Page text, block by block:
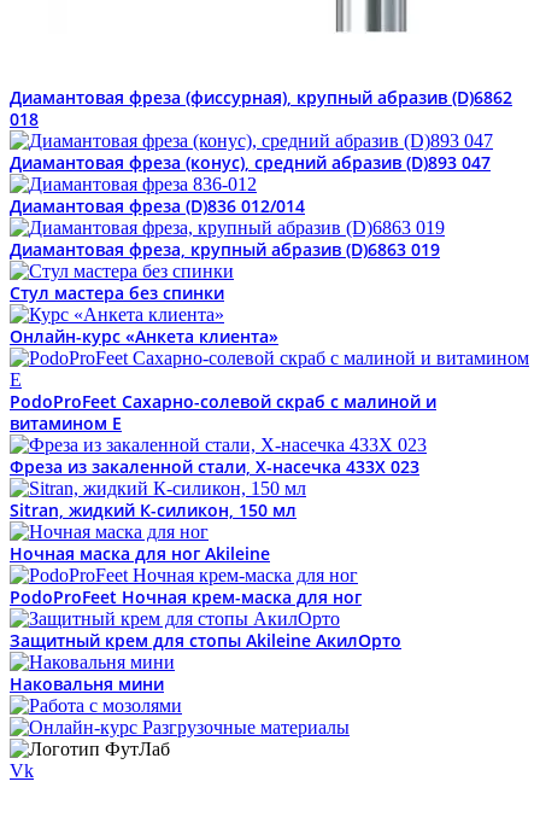
Диамантовая фреза (фиссурная), крупный абразив (D)6862
018
Диамантовая фреза (конус), средний абразив (D)893 047
Диамантовая фреза (D)836 012/014
Диамантовая фреза, крупный абразив (D)6863 019
Стул мастера без спинки
Онлайн-курс «Анкета клиента»
PodoProFeet Сахарно-солевой скраб с малиной и
витамином Е
Фреза из закаленной стали, Х-насечка 433X 023
Sitran, жидкий К-силикон, 150 мл
Ночная маска для ног Akileine
PodoProFeet Ночная крем-маска для ног
Защитный крем для стопы Akileine АкилОрто
Наковальня мини
Vk